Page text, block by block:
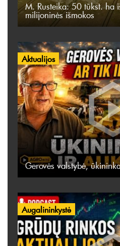
M. Rusteika: 50 tūkst. ha
milijoninės išmokos
Aktualijos
Gerovės valstybė,
Augalininkystė